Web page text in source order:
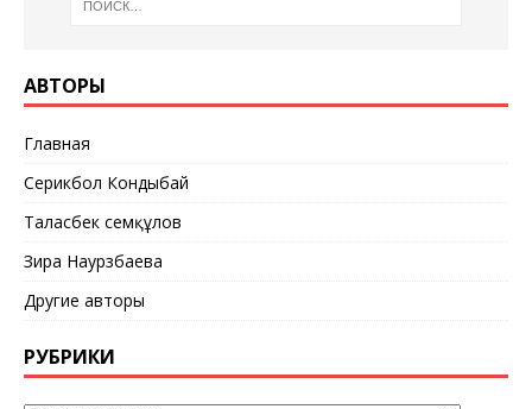
АВТОРЫ
Главная
Серикбол Кондыбай
Таласбек Әсемқұлов
Зира Наурзбаева
Другие авторы
РУБРИКИ